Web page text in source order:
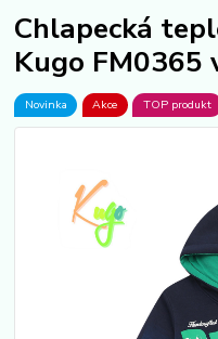
Chlapecká
Kugo FM0365
Novinka Akce TOP produkt